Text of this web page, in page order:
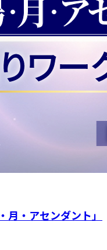
・アセンダント」